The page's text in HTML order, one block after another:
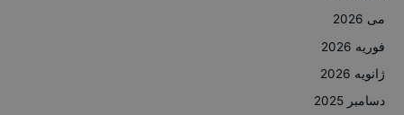
می 2026
فوریه 2026
ژانویه 2026
دسامبر 2025